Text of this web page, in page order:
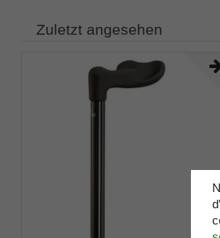
Zuletzt angesehen